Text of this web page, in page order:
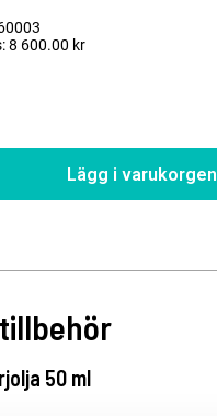
8 600.00 kr
Lägg i varukorgen
50 ml